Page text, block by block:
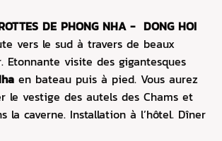
DE PHONG NHA - DONG HOI
vers le sud à travers de beaux
Etonnante visite des gigantesques
en bateau puis à pied. Vous aurez
le vestige des autels des Chams et
la caverne. Installation à l’hôtel. Dîner